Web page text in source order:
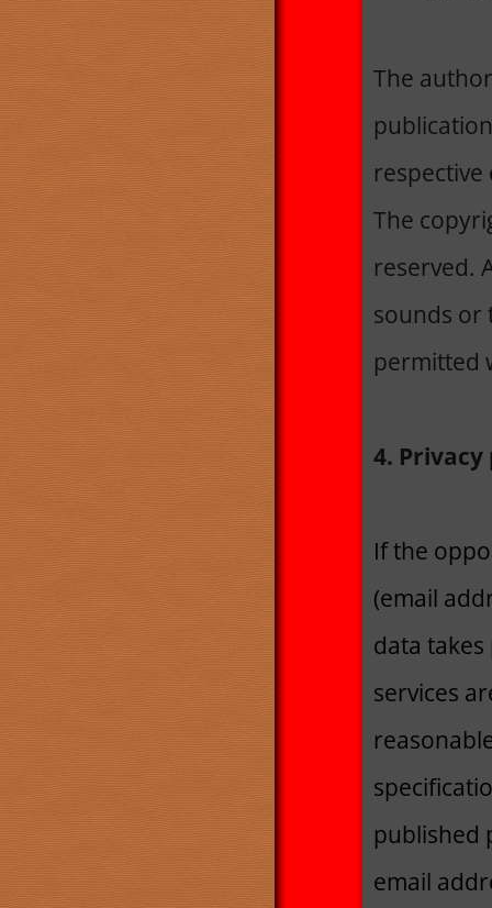
The
respective
The
reserved.
sounds or
permitted
4. Privacy
If the
(email
data
services
published
email